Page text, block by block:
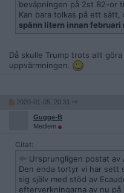
beväpningen på 2st B2-or
Kan bara tolkas på ett sätt,
spänn litern innan februari
Då skulle Trump trots allt
uppvärmningen.
2020-01-05, 20:31
Gugge-B
Medlem
Citat:
Ursprungligen postat av
Den enda tortyr vi har sett
sig själv med stöd av
efterverkningarna av nu